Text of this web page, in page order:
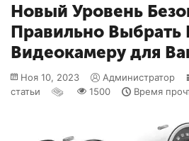
Новый Уровень
Правильно Выбрать
Видеокамеру для
Ноя 10, 2023 Администратор
статьи
1500 Время